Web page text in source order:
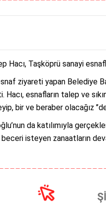
Taşköprü sanayi
ziyareti yapan Belediye
esnafların talep ve
bir ve beraber olacağız
da katılımıyla
isteyen zanaatların